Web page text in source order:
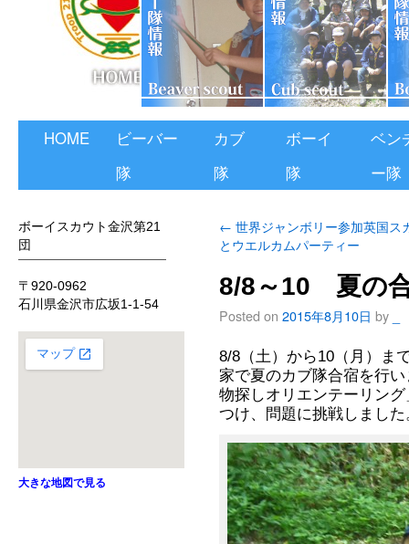
HOME
ビーバー
隊
カブ
隊
ボーイ
隊
ベン
ー隊
ボーイスカウト金沢第21
団
〒920-0962
石川県金沢市広坂1-1-54
大きな地図で見る
← 世界ジャンボリー参加英国ス
とウエルカムパーティー
8/8～10 夏の
Posted on 2015年8月10日 by
8/8（土）から10（月）ま
家で夏のカブ隊合宿を行
物探しオリエンテーリン
つけ、問題に挑戦しました